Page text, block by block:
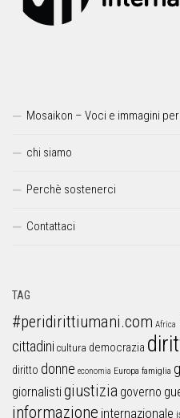
Mosaikon – Voci e immagini per
chi siamo
Perchè sostenerci
Contattaci
TAG
#peridirittiumani.com Africa
cittadini cultura democrazia
diritto donne economia Europa famiglia
giornalistigiustizia governo
informazione internazionale